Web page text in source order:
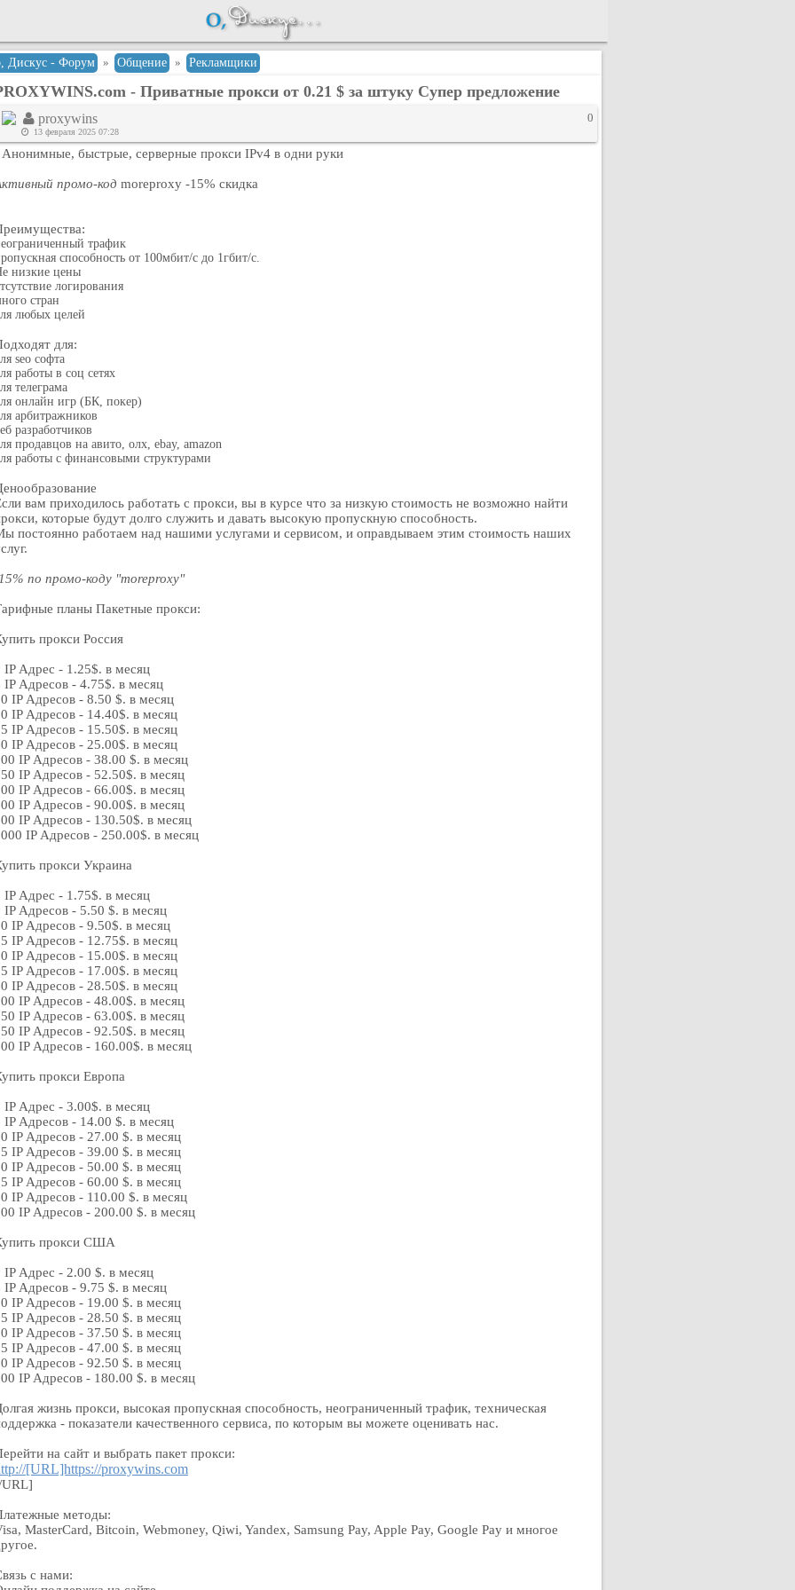
Дискус - Форум » Общение » Рекламщики
- Приватные прокси от 0.21 $ за штуку Супер предложение
proxywins
13 февраля 2025 07:28
0
быстрые, серверные прокси IPv4 в одни руки
промо-код moreproxy -15% скидка
трафик
способность от 100мбит/с до 1гбит/c.
низкие цены
логирования
стран
любых целей
для:
seo софта
работы в соц сетях
телеграма
онлайн игр (БК, покер)
арбитражников
разработчиков
продавцов на авито, олх, ebay, amazon
работы с финансовыми структурами
вам приходилось работать с прокси, вы в курсе что за низкую стоимость не возможно найти
которые будут долго служить и давать высокую пропускную способность.
постоянно работаем над нашими услугами и сервисом, и оправдываем этим стоимость наших
по промо-коду "moreproxy"
планы Пакетные прокси:
прокси Россия
IP Адрес - 1.25$. в месяц
IP Адресов - 4.75$. в месяц
IP Адресов - 8.50 $. в месяц
IP Адресов - 14.40$. в месяц
IP Адресов - 15.50$. в месяц
IP Адресов - 25.00$. в месяц
IP Адресов - 38.00 $. в месяц
IP Адресов - 52.50$. в месяц
IP Адресов - 66.00$. в месяц
IP Адресов - 90.00$. в месяц
IP Адресов - 130.50$. в месяц
IP Адресов - 250.00$. в месяц
прокси Украина
IP Адрес - 1.75$. в месяц
IP Адресов - 5.50 $. в месяц
IP Адресов - 9.50$. в месяц
IP Адресов - 12.75$. в месяц
IP Адресов - 15.00$. в месяц
IP Адресов - 17.00$. в месяц
IP Адресов - 28.50$. в месяц
IP Адресов - 48.00$. в месяц
IP Адресов - 63.00$. в месяц
IP Адресов - 92.50$. в месяц
IP Адресов - 160.00$. в месяц
прокси Европа
IP Адрес - 3.00$. в месяц
IP Адресов - 14.00 $. в месяц
IP Адресов - 27.00 $. в месяц
IP Адресов - 39.00 $. в месяц
IP Адресов - 50.00 $. в месяц
IP Адресов - 60.00 $. в месяц
IP Адресов - 110.00 $. в месяц
IP Адресов - 200.00 $. в месяц
прокси США
IP Адрес - 2.00 $. в месяц
IP Адресов - 9.75 $. в месяц
IP Адресов - 19.00 $. в месяц
IP Адресов - 28.50 $. в месяц
IP Адресов - 37.50 $. в месяц
IP Адресов - 47.00 $. в месяц
IP Адресов - 92.50 $. в месяц
IP Адресов - 180.00 $. в месяц
жизнь прокси, высокая пропускная способность, неограниченный трафик, техническая
- показатели качественного сервиса, по которым вы можете оценивать нас.
на сайт и выбрать пакет прокси:
[URL]https://proxywins.com
методы:
MasterCard, Bitcoin, Webmoney, Qiwi, Yandex, Samsung Pay, Apple Pay, Google Pay и многое
с нами: